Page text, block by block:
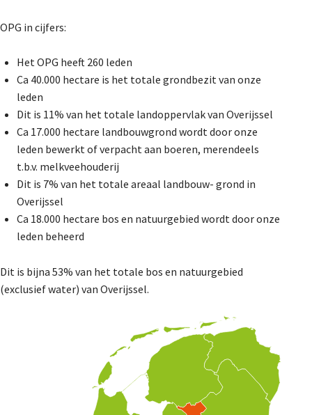
OPG in cijfers:
Het OPG heeft 260 leden
Ca 40.000 hectare is het totale grondbezit van onze
leden
Dit is 11% van het totale landoppervlak van Overijssel
Ca 17.000 hectare landbouwgrond wordt door onze
leden bewerkt of verpacht aan boeren, merendeels
t.b.v. melkveehouderij
Dit is 7% van het totale areaal landbouw- grond in
Overijssel
Ca 18.000 hectare bos en natuurgebied wordt door onze
leden beheerd
Dit is bijna 53% van het totale bos en natuurgebied
(exclusief water) van Overijssel.